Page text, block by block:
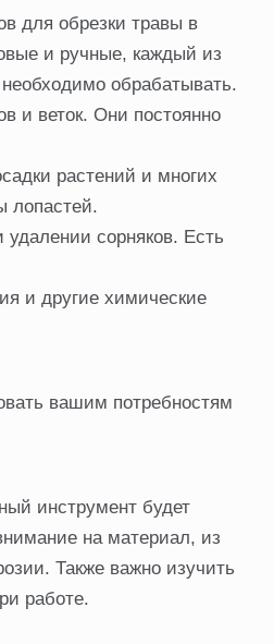
для обрезки травы в
и ручные, каждый из
обрабатывать.
и веток. Они постоянно
растений и многих
лопастей.
сорняков. Есть
и другие химические
вашим потребностям
инструмент будет
на материал, из
Также важно изучить
работе.